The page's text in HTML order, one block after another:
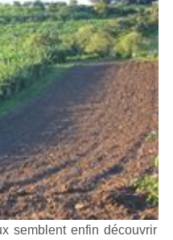
semblent enfin découvrir